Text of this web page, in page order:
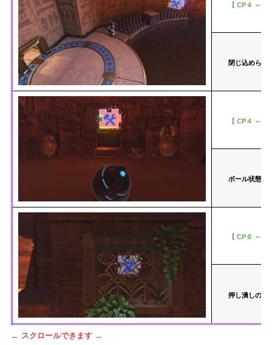
【 CP４ ～
閉じ込められ
【 CP４ ～
ボール状態で
【 CP６ ～
押し潰しの敵
← スクロールできます →